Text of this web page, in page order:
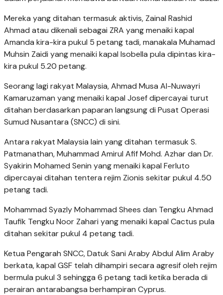
Mereka yang ditahan termasuk aktivis, Zainal Rashid
Ahmad atau dikenali sebagai ZRA yang menaiki kapal
Amanda kira-kira pukul 5 petang tadi, manakala Muhamad
Muhsin Zaidi yang menaiki kapal Isobella pula dipintas kira-
kira pukul 5.20 petang.
Seorang lagi rakyat Malaysia, Ahmad Musa Al-Nuwayri
Kamaruzaman yang menaiki kapal Josef dipercayai turut
ditahan berdasarkan paparan langsung di Pusat Operasi
Sumud Nusantara (SNCC) di sini.
Antara rakyat Malaysia lain yang ditahan termasuk S.
Patmanathan, Muhammad Amirul Afif Mohd. Azhar dan Dr.
Syakirin Mohamed Senin yang menaiki kapal Ferluto
dipercayai ditahan tentera rejim Zionis sekitar pukul 4.50
petang tadi.
Mohammad Syazly Mohammad Shees dan Tengku Ahmad
Taufik Tengku Noor Zahari yang menaiki kapal Cactus pula
ditahan sekitar pukul 4 petang tadi.
Ketua Pengarah SNCC, Datuk Sani Araby Abdul Alim Araby
berkata, kapal GSF telah dihampiri secara agresif oleh rejim
bermula pukul 3 sehingga 6 petang tadi ketika berada di
perairan antarabangsa berhampiran Cyprus.